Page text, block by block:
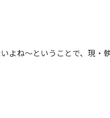
よね～ということで、現・